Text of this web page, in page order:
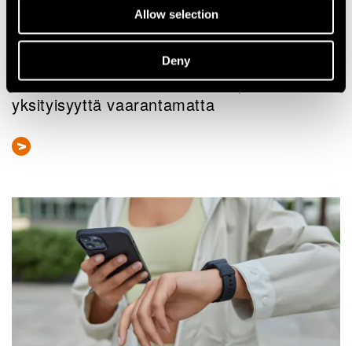
Allow selection
Deny
Uutiset, Lehdistötiedote
Tekoälyn hyödyntäminen sydän- ja
verisuonisairauksien hoidossa potilaiden
yksityisyyttä vaarantamatta